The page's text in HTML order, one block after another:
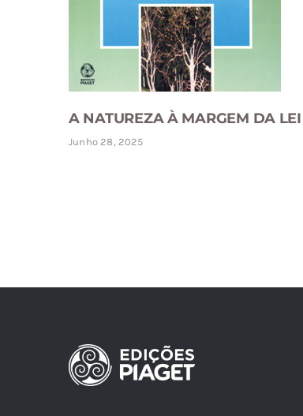
A NATUREZA À MARGEM DA LEI
Junho 28, 2025